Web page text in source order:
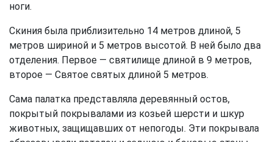
ноги.
Скиния была приблизительно 14 метров длиной, 5
метров шириной и 5 метров высотой. В ней было два
отделения. Первое — святилище длиной в 9 метров,
второе — Святое святых длиной 5 метров.
Сама палатка представляла деревянный остов,
покрытый покрывалами из козьей шерсти и шкур
животных, защищавших от непогоды. Эти покрывала